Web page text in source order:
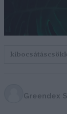
Greendex